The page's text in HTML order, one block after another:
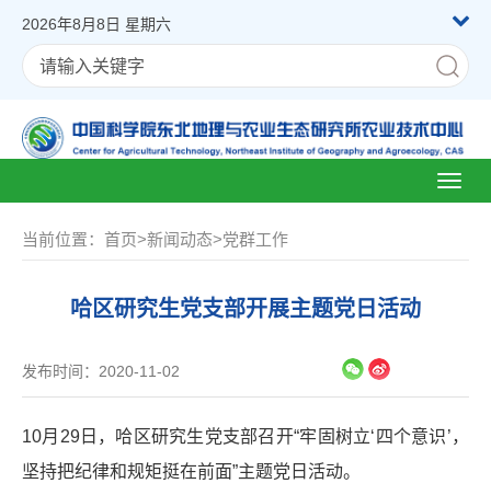
2026年8月8日 星期六
当前位置： 首页>新闻动态>党群工作
哈区研究生党支部开展主题党日活动
发布时间：2020-11-02
10月29日，哈区研究生党支部召开“牢固树立‘四个意识’，
坚持把纪律和规矩挺在前面”主题党日活动。